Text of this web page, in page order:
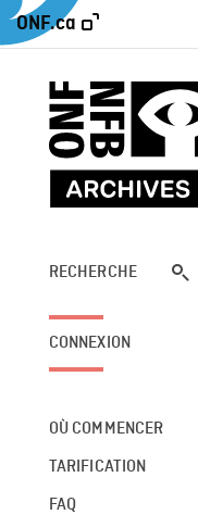
ONF.ca
RECHERCHE
CONNEXION
OÙ COMMENCER
TARIFICATION
FAQ